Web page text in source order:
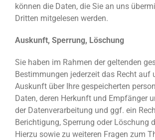
können die Daten, die Sie an uns
Dritten mitgelesen werden.
Auskunft, Sperrung, Löschung
Sie haben im Rahmen der geltenden
Bestimmungen jederzeit das Recht auf
Auskunft über Ihre gespeicherten
Daten, deren Herkunft und Empfänger
der Datenverarbeitung und ggf. ein
Berichtigung, Sperrung oder Löschung
Hierzu sowie zu weiteren Fragen zum